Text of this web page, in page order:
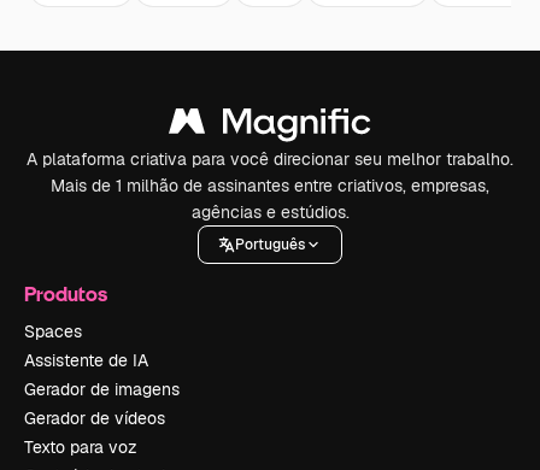
A plataforma criativa para você direcionar seu melhor trabalho.
Mais de 1 milhão de assinantes entre criativos, empresas,
agências e estúdios.
Português
Produtos
Spaces
Assistente de IA
Gerador de imagens
Gerador de vídeos
Texto para voz